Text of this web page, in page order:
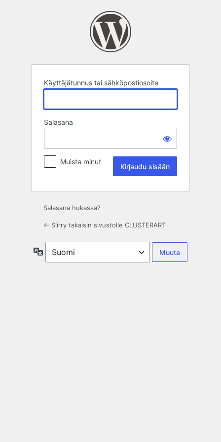
Käyttäjätunnus tai sähköpostiosoite
Salasana
Muista minut
Salasana hukassa?
← Siirry takaisin sivustolle CLUSTERART
Kieli